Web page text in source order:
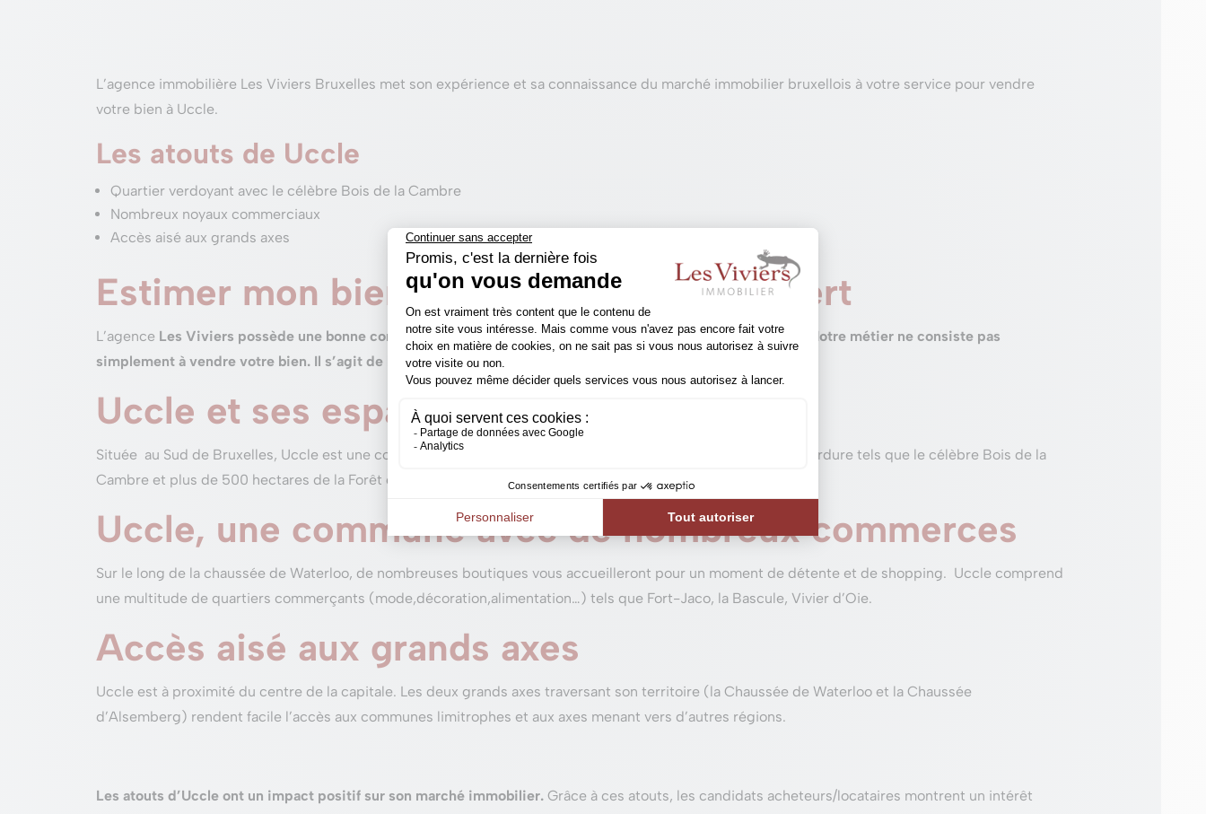
L’agence immobilière Les Viviers Bruxelles met son expérience et sa connaissance du marché immobilier bruxellois à votre service pour vendre
votre bien à Uccle.
Les atouts de Uccle
Quartier verdoyant avec le célèbre Bois de la Cambre
Nombreux noyaux commerciaux
Accès aisé aux grands axes
Estimer mon bien immobilier par un expert
L’agence Les Viviers possède une bonne connaissance du marché immobilier d’Uccle. C’est indispensable. Notre métier ne consiste pas
simplement à vendre votre bien. Il s’agit de le vendre efficacement et au meilleur prix.
Uccle et ses espaces verts
Située au Sud de Bruxelles, Uccle est une commune avec beaucoup d’espaces verts. De nombreux îlots de verdure tels que le célèbre Bois de la
Cambre et plus de 500 hectares de la Forêt de Soignes font partie de la commune.
Uccle, une commune avec de nombreux commerces
Sur le long de la chaussée de Waterloo, de nombreuses boutiques vous accueilleront pour un moment de détente et de shopping. Uccle comprend
une multitude de quartiers commerçants (mode,décoration,alimentation…) tels que Fort-Jaco, la Bascule, Vivier d’Oie.
Accès aisé aux grands axes
Uccle est à proximité du centre de la capitale. Les deux grands axes traversant son territoire (la Chaussée de Waterloo et la Chaussée
d’Alsemberg) rendent facile l’accès aux communes limitrophes et aux axes menant vers d’autres régions.
Les atouts d’Uccle ont un impact positif sur son marché immobilier. Grâce à ces atouts, les candidats acheteurs/locataires montrent un intérêt